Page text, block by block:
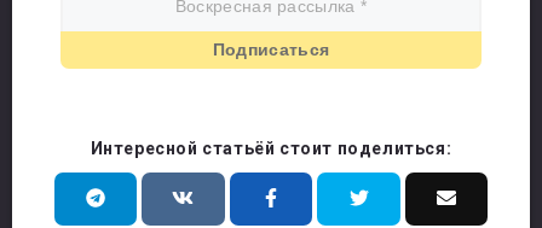
Интересной статьёй стоит поделиться: